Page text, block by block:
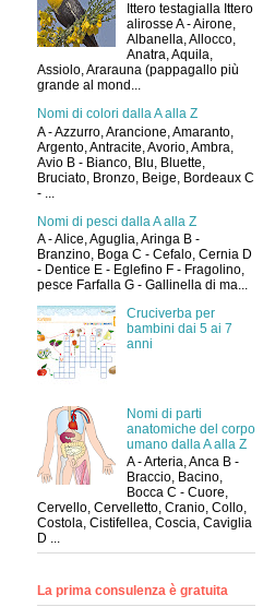
Ittero testagialla Ittero
alirosse A - Airone,
Albanella, Allocco,
Anatra, Aquila,
Assiolo, Ararauna (pappagallo più
grande al mond...
Nomi di colori dalla A alla Z
A - Azzurro, Arancione, Amaranto,
Argento, Antracite, Avorio, Ambra,
Avio B - Bianco, Blu, Bluette,
Bruciato, Bronzo, Beige, Bordeaux C
- ...
Nomi di pesci dalla A alla Z
A - Alice, Aguglia, Aringa B -
Branzino, Boga C - Cefalo, Cernia D
- Dentice E - Eglefino F - Fragolino,
pesce Farfalla G - Gallinella di ma...
Cruciverba per
bambini dai 5 ai 7
anni
Nomi di parti
anatomiche del corpo
umano dalla A alla Z
A - Arteria, Anca B -
Braccio, Bacino,
Bocca C - Cuore,
Cervello, Cervelletto, Cranio, Collo,
Costola, Cistifellea, Coscia, Caviglia
D ...
La prima consulenza è gratuita